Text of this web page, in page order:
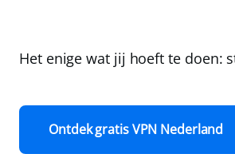
Het enige wat jij hoeft te doen:
Ontdek gratis VPN Nederland